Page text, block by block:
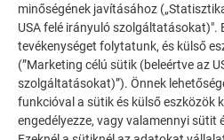
Lásd az „Általános
Alaprögzítés
Közvetlen, 3 db. (kisméretű
panel)
minőségének javításához
USA felé irányuló szolgáltatásokat)".
tevékenységet folytatunk, és külső
(”Marketing célú sütik (beleértve az
szolgáltatásokat)”). Önnek
funkcióval a sütik és külső eszközök
engedélyezze, vagy valamennyi sütit